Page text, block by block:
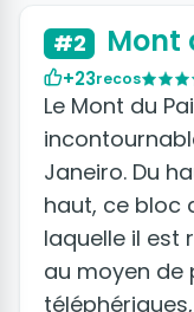
#2 Mont
+23recos
Le Mont du
Janeiro. Du
haut, ce bloc
laquelle il est
au moyen de